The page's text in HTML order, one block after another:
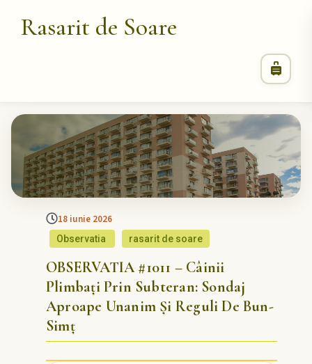
Rasarit de Soare
18 iunie 2026
Observatia rasarit de soare
OBSERVATIA #1011 – Câinii
Plimbați Prin Subteran: Sondaj
Aproape Unanim Și Reguli De Bun-
Simț